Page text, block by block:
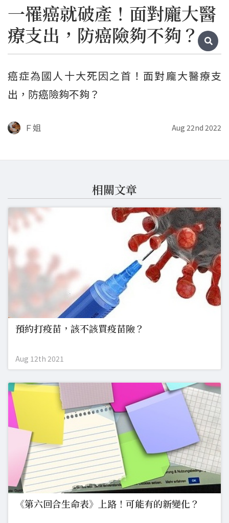
一罹癌就破產！面對龐大醫
療支出，防癌險夠不夠？
癌症為國人十大死因之首！面對龐大醫療支
出，防癌險夠不夠？
Ｆ姐 Aug 22nd 2022
相關文章
預約打疫苗，該不該買疫苗險？
Aug 12th 2021
《第六回合生命表》上路！可能有的新變化？